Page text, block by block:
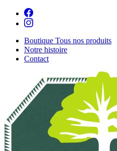
Boutique Tous nos produits
Notre histoire
Contact